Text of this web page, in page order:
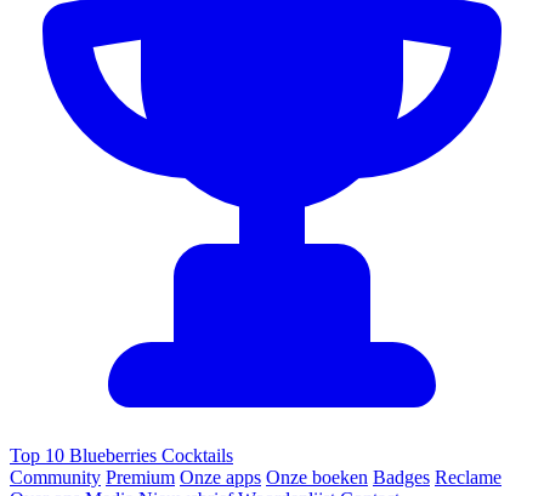
Top 10 Blueberries Cocktails
Community Premium Onze apps Onze boeken Badges Reclame